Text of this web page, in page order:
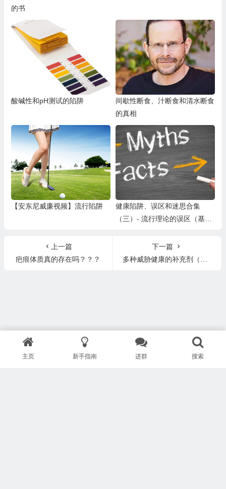
的书
酸碱性和pH测试的陷阱
间歇性断食、汁断食和清水断食
的真相
【安东尼威廉视频】流行陷阱
健康陷阱、误区和迷思合集
（三）- 流行理论的误区（基
菌、脂肪脑、过敏、疤痕体质、
新陈代谢、漂浮粪便）
上一篇
疤痕体质真的存在吗？？？
下一篇
多种威胁健康的补充剂（鱼油、乳清蛋白粉、胶原蛋白、小球藻等）
主页 新手指南 进群 搜索